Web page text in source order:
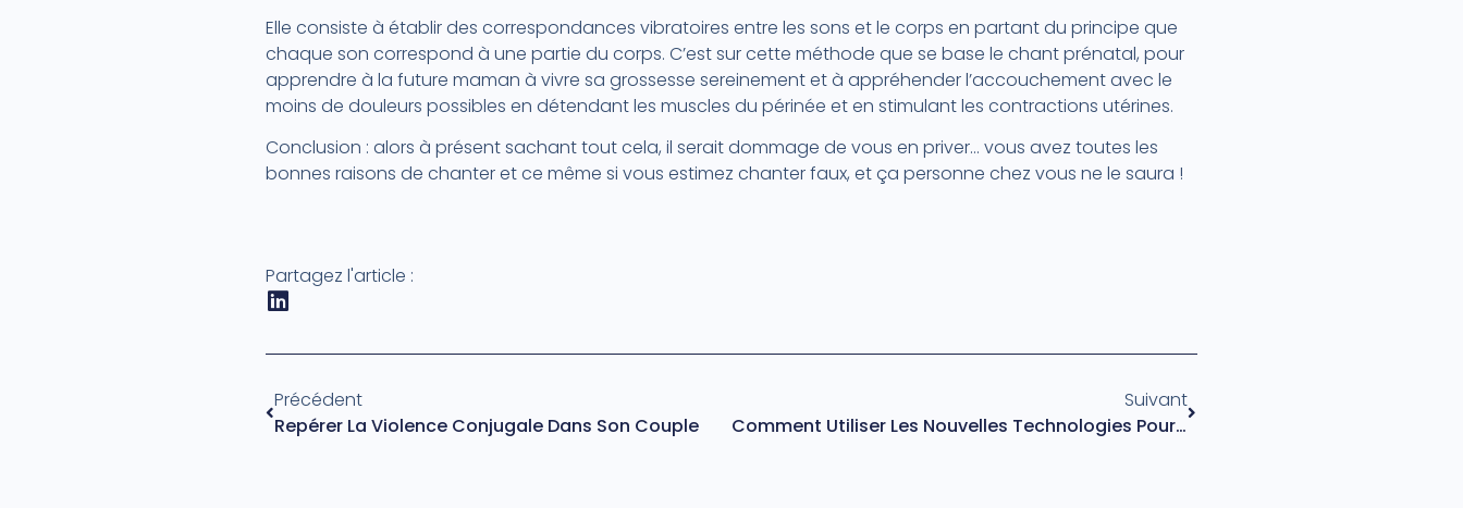
Elle consiste à établir des correspondances vibratoires entre les sons et le corps en partant du principe que
chaque son correspond à une partie du corps. C’est sur cette méthode que se base le chant prénatal, pour
apprendre à la future maman à vivre sa grossesse sereinement et à appréhender l’accouchement avec le
moins de douleurs possibles en détendant les muscles du périnée et en stimulant les contractions utérines.
Conclusion : alors à présent sachant tout cela, il serait dommage de vous en priver… vous avez toutes les
bonnes raisons de chanter et ce même si vous estimez chanter faux, et ça personne chez vous ne le saura !
Partagez l'article :
Précédent
Repérer La Violence Conjugale Dans Son Couple
Suivant
Comment Utiliser Les Nouvelles Technologies Pour Réduire Les RPS ?